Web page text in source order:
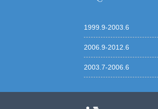
1999.9-2003.6
2006.9-2012.6
2003.7-2006.6